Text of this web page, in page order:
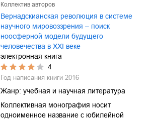
Коллектив авторов
Вернадскианская революция в системе
научного мировоззрения – поиск
ноосферной модели будущего
человечества в XXI веке
электронная книга
4
Год написания книги 2016
Жанр: учебная и научная литература
Коллективная монография носит
одноименное название с юбилейной